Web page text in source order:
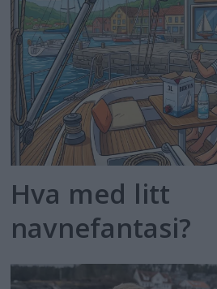
Hva med litt
navnefantasi?